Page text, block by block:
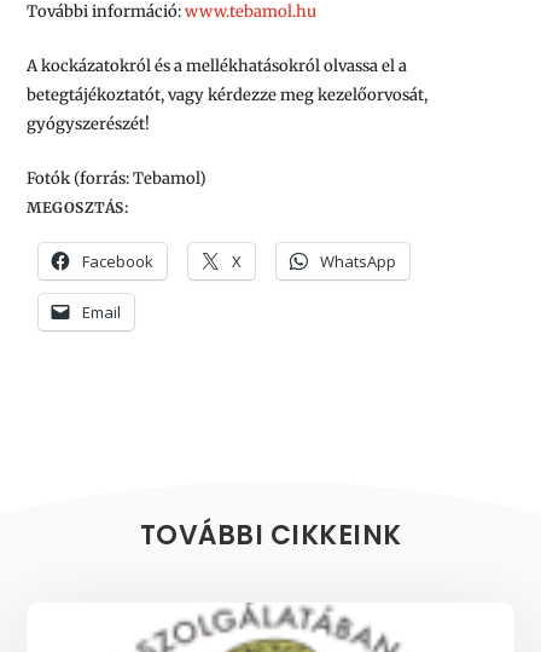
További információ:www.tebamol.hu
A kockázatokról és a mellékhatásokról olvassa el a
betegtájékoztatót, vagy kérdezze meg kezelőorvosát,
gyógyszerészét!
Fotók (forrás: Tebamol)
MEGOSZTÁS:
Facebook X WhatsApp
Email
TOVÁBBI CIKKEINK